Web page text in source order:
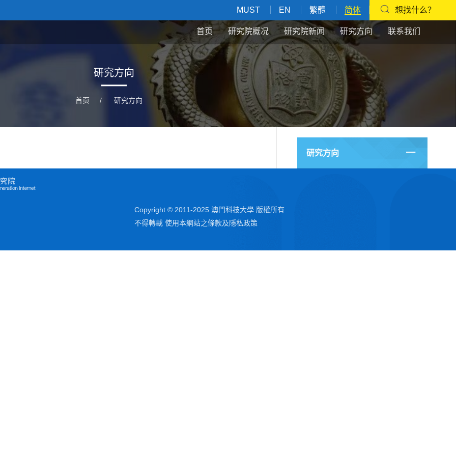
MUST EN 繁體 简体 想找什么？
首页 研究院概况 研究院新闻 研究方向 联系我们
研究方向
首页 / 研究方向
研究方向
Copyright © 2011-2025 澳門科技大學 版權所有
不得轉載 使用本網站之條款及隱私政策